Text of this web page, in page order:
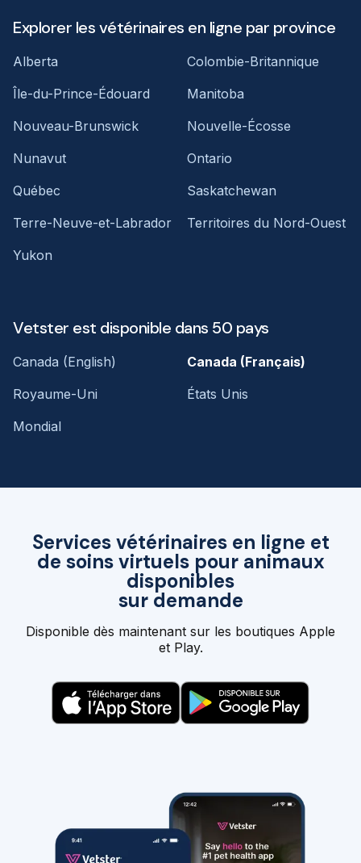
Services vétérinaires en ligne et
de soins virtuels pour animaux
disponibles
sur demande
Disponible dès maintenant sur les boutiques Apple
et Play.
Explorer les vétérinaires en ligne par province
Alberta
Colombie-Britannique
Île-du-Prince-Édouard
Manitoba
Nouveau-Brunswick
Nouvelle-Écosse
Nunavut
Ontario
Québec
Saskatchewan
Terre-Neuve-et-Labrador
Territoires du Nord-Ouest
Yukon
Vetster est disponible dans 50 pays
Canada (English)
Canada (Français)
Royaume-Uni
États Unis
Mondial